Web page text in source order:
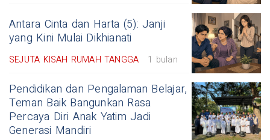
Antara Cinta dan Harta (5): Janji
yang Kini Mulai Dikhianati
SEJUTA KISAH RUMAH TANGGA 1 bulan
Pendidikan dan Pengalaman Belajar,
Teman Baik Bangunkan Rasa
Percaya Diri Anak Yatim Jadi
Generasi Mandiri